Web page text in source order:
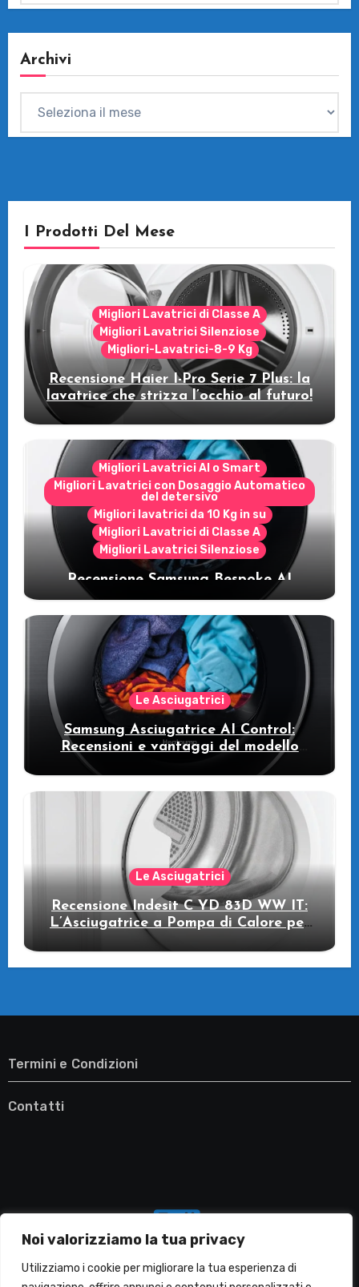
Noi valorizziamo la tua privacy
Utilizziamo i cookie per migliorare la tua esperienza di
Archivi
I Prodotti Del Mese
Migliori Lavatrici di Classe A
Migliori Lavatrici Silenziose
Migliori-Lavatrici-8-9 Kg
Recensione Haier I-Pro Serie 7 Plus: la
lavatrice che strizza l’occhio al futuro!
Migliori Lavatrici AI o Smart
Migliori Lavatrici con Dosaggio Automatico
del detersivo
Migliori lavatrici da 10 Kg in su
Migliori Lavatrici di Classe A
Migliori Lavatrici Silenziose
Recensione Samsung Bespoke AI
WW11DB7B94GE/U3: la lavatrice
intelligente che fa risparmiare
Le Asciugatrici
Samsung Asciugatrice AI Control:
Recensioni e vantaggi del modello
Le Asciugatrici
Recensione Indesit C YD 83D WW IT:
L’Asciugatrice a Pompa di Calore per
il Tuo Benessere
Termini e Condizioni
Contatti